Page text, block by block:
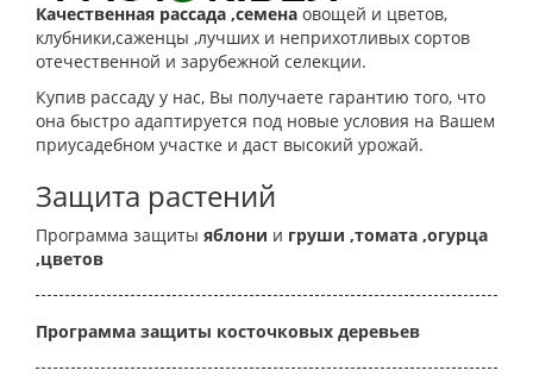
Качественная рассада ,семена овощей и цветов,
клубники,саженцы ,лучших и неприхотливых сортов
отечественной и зарубежной селекции.
Купив рассаду у нас, Вы получаете гарантию того, что
она быстро адаптируется под новые условия на Вашем
приусадебном участке и даст высокий урожай.
Защита растений
Программа защиты яблони и груши ,томата ,огурца
,цветов
Программа защиты косточковых деревьев